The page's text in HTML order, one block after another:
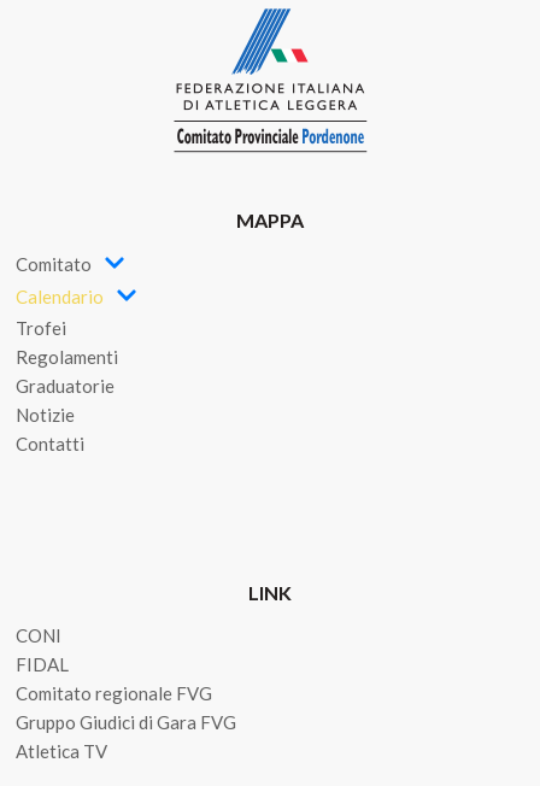
MAPPA
Comitato
Calendario
Trofei
Regolamenti
Graduatorie
Notizie
Contatti
LINK
CONI
FIDAL
Comitato regionale FVG
Gruppo Giudici di Gara FVG
Atletica TV